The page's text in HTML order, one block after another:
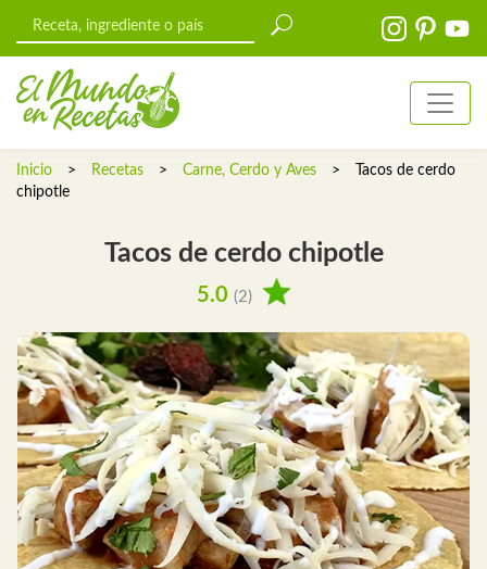
Inicio > Recetas > Carne, Cerdo y Aves >
Tacos de cerdo
chipotle
Tacos de cerdo chipotle
5.0 (2)